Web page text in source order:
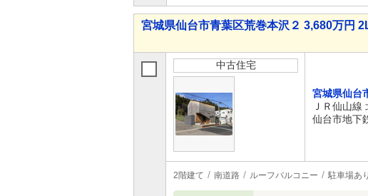
宮城県仙台市青葉区荒巻本沢２ 3,680万円
中古住宅
宮城県仙台
ＪＲ仙山
仙台市地下
2階建て 南道路 ルーフバルコニー 駐車場あり